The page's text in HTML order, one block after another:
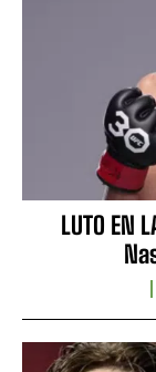
LUTO EN